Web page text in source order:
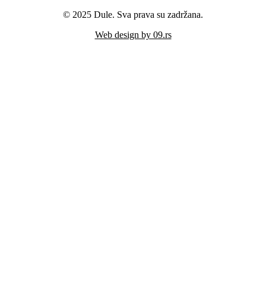
© 2025 Dule. Sva prava su zadržana.
Web design by 09.rs